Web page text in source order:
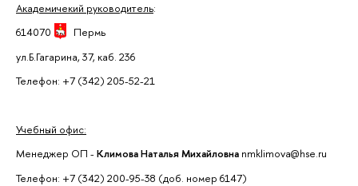
Академичекий руководитель:
614070
Пермь
ул.Б.Гагарина, 37, каб. 236
Телефон: +7 (342) 205-52-21
Учебный офис:
Менеджер ОП - Климова Наталья Михайловна nmklimova@hse.ru
Телефон: +7 (342) 200-95-38 (доб. номер 6147)